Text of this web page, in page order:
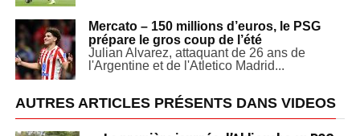
Mercato – 150 millions d’euros, le PSG
prépare le gros coup de l’été
Julian Alvarez, attaquant de 26 ans de
l'Argentine et de l'Atletico Madrid...
AUTRES ARTICLES PRÉSENTS DANS VIDEOS